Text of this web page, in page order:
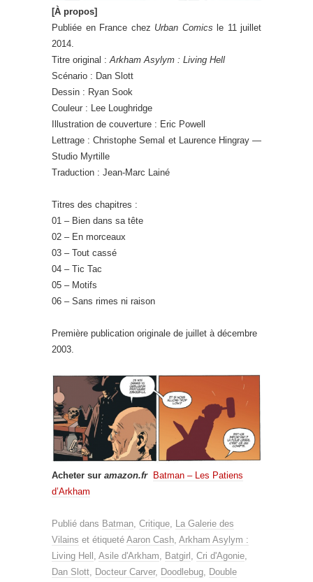
[À propos]
Publiée en France chez Urban Comics le 11 juillet
2014.
Titre original : Arkham Asylym : Living Hell
Scénario : Dan Slott
Dessin : Ryan Sook
Couleur : Lee Loughridge
Illustration de couverture : Eric Powell
Lettrage : Christophe Semal et Laurence Hingray —
Studio Myrtille
Traduction : Jean-Marc Lainé
Titres des chapitres :
01 – Bien dans sa tête
02 – En morceaux
03 – Tout cassé
04 – Tic Tac
05 – Motifs
06 – Sans rimes ni raison
Première publication originale de juillet à décembre
2003.
Acheter sur amazon.fr
Batman – Les Patiens
d’Arkham
Publié dans Batman, Critique, La Galerie des
Vilains et étiqueté Aaron Cash, Arkham Asylym :
Living Hell , Asile d'Arkham, Batgirl , Cri d'Agonie,
Dan Slott, Docteur Carver, Doodlebug, Double